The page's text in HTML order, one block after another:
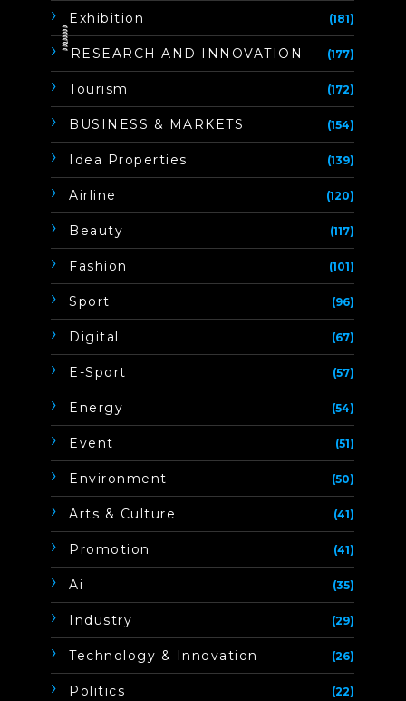
Exhibition (181)
ิิีิิิิิRESEARCH AND INNOVATION (177)
Tourism (172)
BUSINESS & MARKETS (154)
Idea Properties (139)
Airline (120)
Beauty (117)
Fashion (101)
Sport (96)
Digital (67)
E-Sport (57)
Energy (54)
Event (51)
Environment (50)
Arts & Culture (41)
Promotion (41)
Ai (35)
Industry (29)
Technology & Innovation (26)
Politics (22)